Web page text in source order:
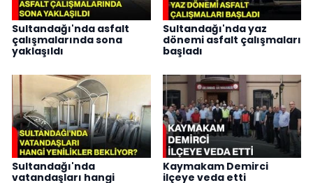
Sultandağı'nda asfalt
çalışmalarında sona
yaklaşıldı
Sultandağı'nda yaz
dönemi asfalt çalışmaları
başladı
Sultandağı'nda
vatandaşları hangi
Kaymakam Demirci
ilçeye veda etti